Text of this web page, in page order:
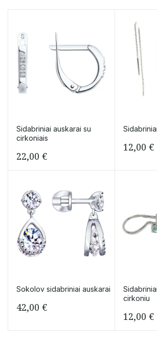
Sidabriniai auskarai su
cirkoniais
22,00 €
12,00 €
Sokolov sidabriniai auskarai
42,00 €
cirkoniu
12,00 €